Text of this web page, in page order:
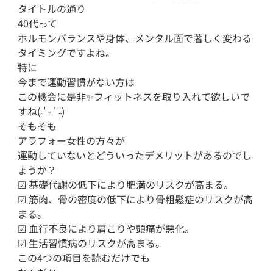
タイトルの通り
40代って
ホルモンバランスや身体、メンタル面で著しく変わる
タイミングですよね。
特に
今まで運動習慣がない方は
この機会に是非✨フィットネスを取り入れて欲しいで
すね(˶' ᵕ ' ˶)
そもそも
アラフォー女性の方々が
運動していないとどういったデメリットがあるのでし
ょうか？
︎︎︎︎︎︎☑︎ 基礎代謝の低下により肥満のリスクが高まる。
︎︎︎︎︎︎☑︎ 筋肉、骨の密度の低下により骨粗鬆症のリスクが高
まる。
︎︎︎︎︎︎☑︎ 血行不良により肩こりや頭痛が悪化。
︎︎︎︎︎︎☑︎ 生活習慣病のリスクが高まる。
この4つの項目を読むだけでも